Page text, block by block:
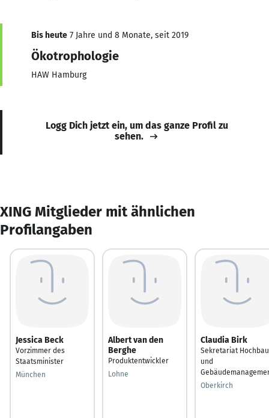
Bis heute 7 Jahre und 8 Monate, seit 2019
Ökotrophologie
HAW Hamburg
Logg Dich jetzt ein, um das ganze Profil zu
sehen.
XING Mitglieder mit ähnlichen
Profilangaben
Jessica Beck
Vorzimmer des
Staatsminister
München
Albert van den
Berghe
Produktentwickler
Lohne
Claudia Birk
Sekretariat
und
Oberkirch